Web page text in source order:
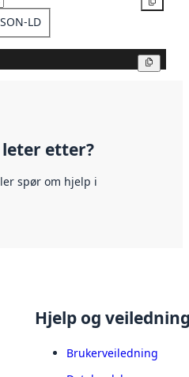
LD
etter?
spør om hjelp i
Hjelp og
Brukerveiledning